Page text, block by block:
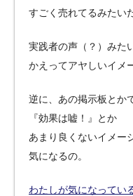
すごく売れてるみたい
実践者の声（？）みた
かえってアヤしいイメ
逆に、あの掲示板とか
『効果は嘘！』とか
あまり良くないイメー
気になるの。
わたしが気になってい